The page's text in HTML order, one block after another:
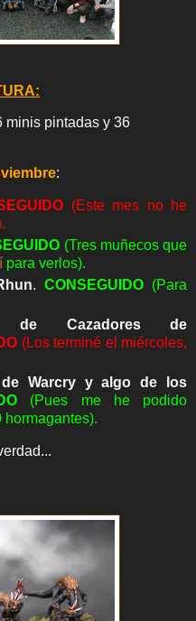
minis pintadas y 36
:
(Este mes no he
(Tres muñecos que
para verlos).
.CONSEGUIDO (Para
Cazadores de
(Los terminé el miércoles,
Warcry y algo de los
(Pues me he podido
hormagantes).